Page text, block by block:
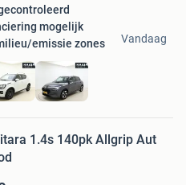
mogelijk
emissie zones
Vandaag
1.4s 140pk Allgrip Aut